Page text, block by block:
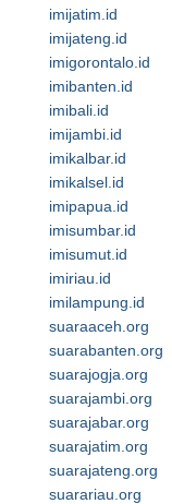
imijatim.id
imijateng.id
imigorontalo.id
imibanten.id
imibali.id
imijambi.id
imikalbar.id
imikalsel.id
imipapua.id
imisumbar.id
imisumut.id
imiriau.id
imilampung.id
suaraaceh.org
suarabanten.org
suarajogja.org
suarajambi.org
suarajabar.org
suarajatim.org
suarajateng.org
suarariau.org